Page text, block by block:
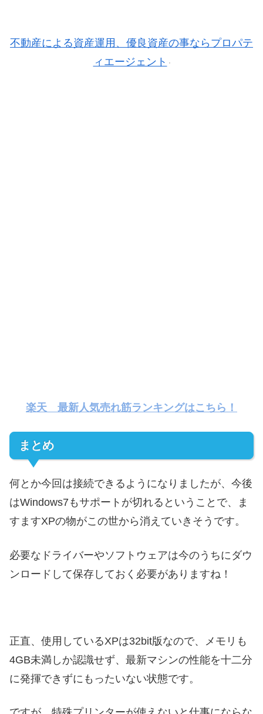
不動産による資産運用、優良資産の事ならプロパテ
ィエージェント
楽天 最新人気売れ筋ランキングはこちら！
まとめ
何とか今回は接続できるようになりましたが、今後
はWindows7もサポートが切れるということで、ま
すますXPの物がこの世から消えていきそうです。
必要なドライバーやソフトウェアは今のうちにダウ
ンロードして保存しておく必要がありますね！
正直、使用しているXPは32bit版なので、メモリも
4GB未満しか認識せず、最新マシンの性能を十二分
に発揮できずにもったいない状態です。